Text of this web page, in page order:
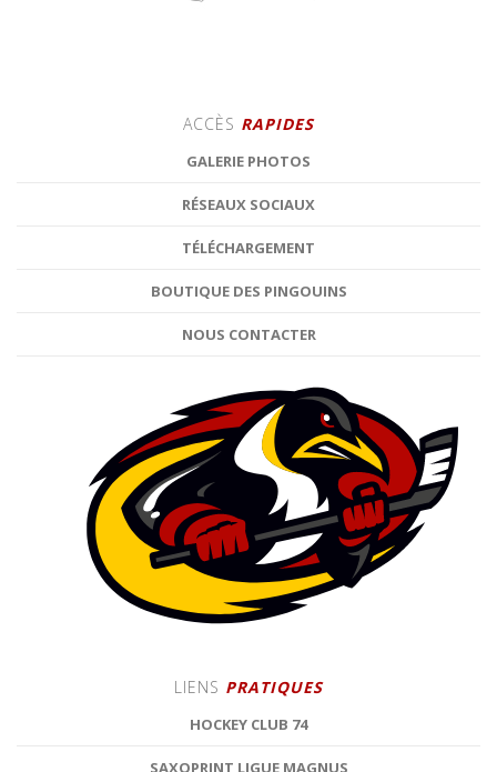
ACCÈS RAPIDES
GALERIE PHOTOS
RÉSEAUX SOCIAUX
TÉLÉCHARGEMENT
BOUTIQUE DES PINGOUINS
NOUS CONTACTER
LIENS PRATIQUES
HOCKEY CLUB 74
SAXOPRINT LIGUE MAGNUS